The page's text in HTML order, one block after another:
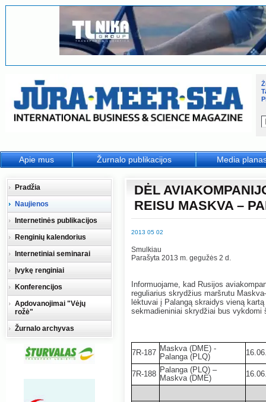
DĖL
REISU MASKVA –
2013 05 02
Smulkiau
Parašyta 2013 m. gegužės 2 d.
Informuojame, kad Rusijos
reguliarius skrydžius maršrutu
lėktuvai į Palangą skraidys vieną
sekmadieniniai skrydžiai bus vykdomi
7R-187 Maskva (DME) -
Palanga (PLQ)
7R-188 Palanga (PLQ) –
Maskva (DME)
Pradžia
Naujienos
Internetinės publikacijos
Renginių kalendorius
Internetiniai seminarai
Įvykę renginiai
Konferencijos
Apdovanojimai "Vėjų
rožė"
Žurnalo archyvas
Apie mus Žurnalo publikacijos Media